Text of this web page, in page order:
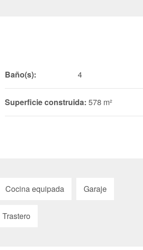
Baño(s): 4
Superficie construida: 578 m²
Cocina equipada Garaje
Trastero